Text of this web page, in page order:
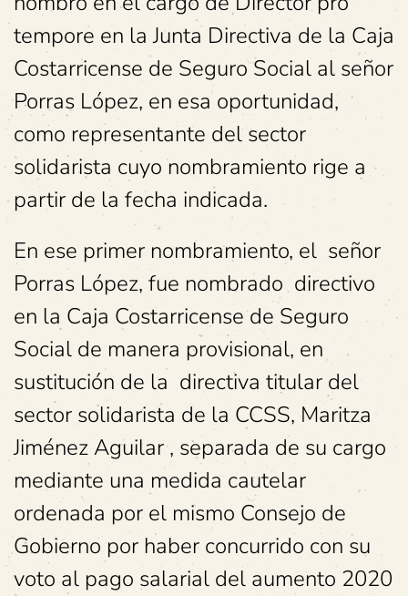
tempore en la Junta Directiva de la Caja
Costarricense de Seguro Social al señor
Porras López, en esa oportunidad,
como representante del sector
solidarista cuyo nombramiento rige a
partir de la fecha indicada.
En ese primer nombramiento, el señor
Porras López, fue nombrado directivo
en la Caja Costarricense de Seguro
Social de manera provisional, en
sustitución de la directiva titular del
sector solidarista de la CCSS, Maritza
Jiménez Aguilar , separada de su cargo
mediante una medida cautelar
ordenada por el mismo Consejo de
Gobierno por haber concurrido con su
voto al pago salarial del aumento 2020